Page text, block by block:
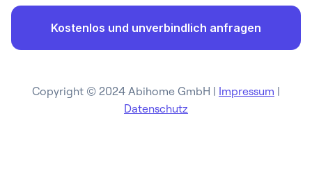
Copyright © 2024 Abihome GmbH | Impressum |
Datenschutz